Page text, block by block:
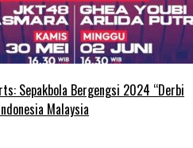
Sepakbola Bergengsi 2024 “Derbi
Malaysia